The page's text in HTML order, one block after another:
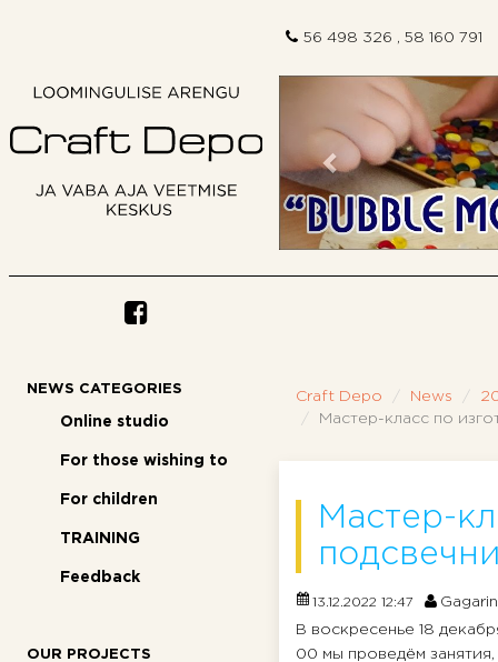
56 498 326 , 58 160 791
Previous
NEWS CATEGORIES
Online studio
For those wishing to
For children
TRAINING
Feedback
OUR PROJECTS
Craft Depo News
Мастер-класс по
Мастер-
13.12.2022 12:47 Gagarin
В воскресенье 18
00 мы проведём занятия,